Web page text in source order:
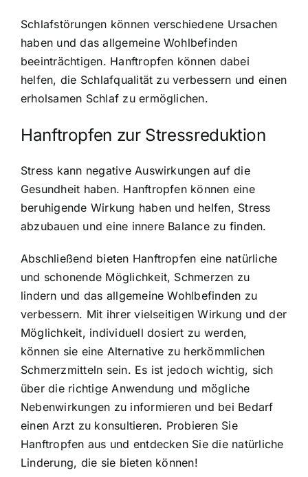
Schlafstörungen können verschiedene Ursachen
haben und das allgemeine Wohlbefinden
beeinträchtigen. Hanftropfen können dabei
helfen, die Schlafqualität zu verbessern und einen
erholsamen Schlaf zu ermöglichen.
Hanftropfen zur Stressreduktion
Stress kann negative Auswirkungen auf die
Gesundheit haben. Hanftropfen können eine
beruhigende Wirkung haben und helfen, Stress
abzubauen und eine innere Balance zu finden.
Abschließend bieten Hanftropfen eine natürliche
und schonende Möglichkeit, Schmerzen zu
lindern und das allgemeine Wohlbefinden zu
verbessern. Mit ihrer vielseitigen Wirkung und der
Möglichkeit, individuell dosiert zu werden,
können sie eine Alternative zu herkömmlichen
Schmerzmitteln sein. Es ist jedoch wichtig, sich
über die richtige Anwendung und mögliche
Nebenwirkungen zu informieren und bei Bedarf
einen Arzt zu konsultieren. Probieren Sie
Hanftropfen aus und entdecken Sie die natürliche
Linderung, die sie bieten können!